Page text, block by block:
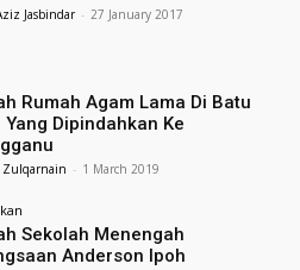
Jasbindar - 27 January 2017
Rumah Agam Lama Di Batu
Yang Dipindahkan Ke
Zulqarnain - 1 March 2019
Sekolah Menengah
Anderson Ipoh